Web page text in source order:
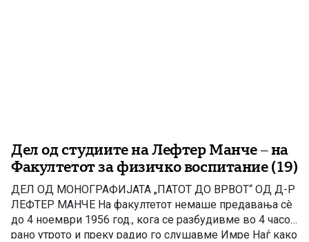
Дел од студиите на Лефтер Манче – на
Факултетот за физичко воспитание (19)
ДЕЛ ОД МОНОГРАФИЈАТА „ПАТОТ ДО ВРВОТ“ OД Д-Р
ЛЕФТЕР МАНЧЕ На факултетот немаше предавања сè
до 4 ноември 1956 год., кога се разбудивме во 4 часот
рано утрото и преку радио го слушавме Имре Наѓ како